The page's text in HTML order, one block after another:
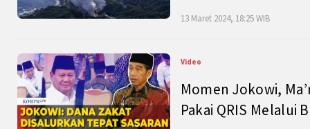
13 Maret 2024, 18:25 WIB
Video
Momen Jokowi,
Pakai QRIS Melalui